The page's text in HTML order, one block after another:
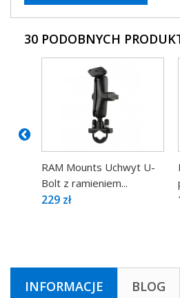
30 PODOBNYCH
RAM Mounts Uchwyt U-
Bolt z ramieniem...
229 zł
INFORMACJE BLOG